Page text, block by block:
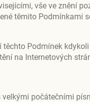
vše ve znění
těmito Podmínkami
těchto Podmínek
na Internetových
velkými počátečními